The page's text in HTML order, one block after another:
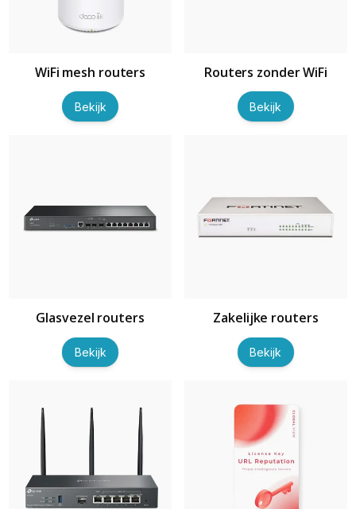
WiFi mesh routers
Bekijk
Routers zonder WiFi
Bekijk
Glasvezel routers
Bekijk
Zakelijke routers
Bekijk